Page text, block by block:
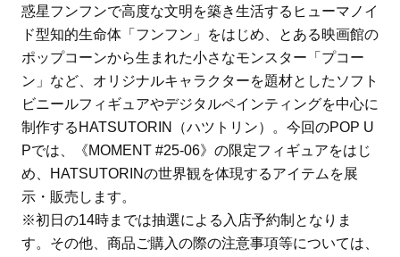
惑星フンフンで高度な文明を築き生活するヒューマノイ
ド型知的生命体「フンフン」をはじめ、とある映画館の
ポップコーンから生まれた小さなモンスター「プコー
ン」など、オリジナルキャラクターを題材としたソフト
ビニールフィギュアやデジタルペインティングを中心に
制作するHATSUTORIN（ハツトリン）。今回のPOP U
Pでは、《MOMENT #25-06》の限定フィギュアをはじ
め、HATSUTORINの世界観を体現するアイテムを展
示・販売します。
※初日の14時までは抽選による入店予約制となりま
す。その他、商品ご購入の際の注意事項等については、